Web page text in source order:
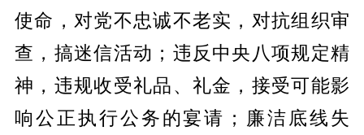
使命，对党不忠诚不老实，对抗组织审
查，搞迷信活动；违反中央八项规定精
神，违规收受礼品、礼金，接受可能影
响公正执行公务的宴请；廉洁底线失